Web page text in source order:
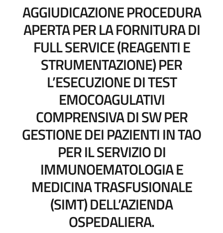
AGGIUDICAZIONE PROCEDURA
APERTA PER LA FORNITURA DI
FULL SERVICE (REAGENTI E
STRUMENTAZIONE) PER
L’ESECUZIONE DI TEST
EMOCOAGULATIVI
COMPRENSIVA DI SW PER
GESTIONE DEI PAZIENTI IN TAO
PER IL SERVIZIO DI
IMMUNOEMATOLOGIA E
MEDICINA TRASFUSIONALE
(SIMT) DELL’AZIENDA
OSPEDALIERA.